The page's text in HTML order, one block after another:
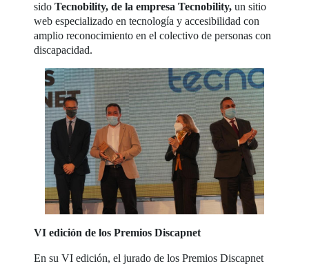
sidoTecnobility, de la empresa Tecnobility, un sitio
web especializado en tecnología y accesibilidad con
amplio reconocimiento en el colectivo de personas con
discapacidad.
VI edición de los Premios Discapnet
En su VI edición, el jurado de los Premios Discapnet